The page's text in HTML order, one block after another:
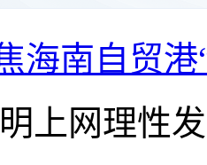
海南自贸港
上网理性